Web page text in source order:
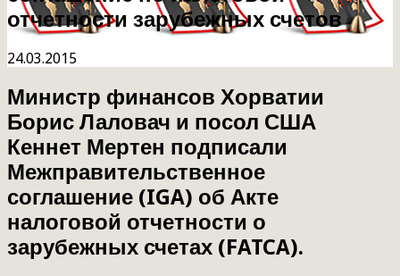
отчетности зарубежных счетов
24.03.2015
Министр финансов Хорватии
Борис Лаловач и посол США
Кеннет Мертен подписали
Межправительственное
соглашение (IGA) об Акте
налоговой отчетности о
зарубежных счетах (FATCA).